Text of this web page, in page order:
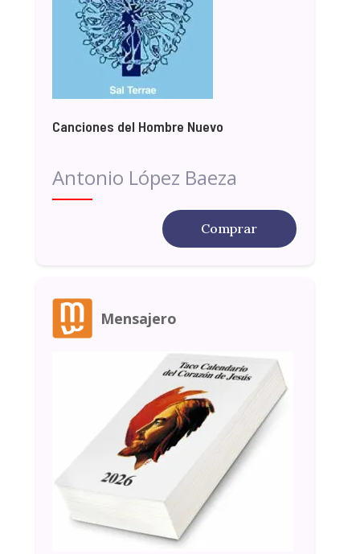
Canciones del Hombre Nuevo
Antonio López Baeza
Comprar
Mensajero